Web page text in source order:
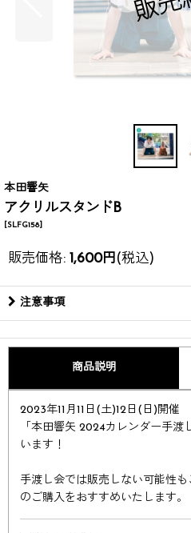
本田響矢
アクリルスタンドB
[SLFG158]
販売価格: 1,600円 (税込)
注意事項
商品説明
2023年11月11日(土)12日(日)開催
「本田響矢 2024カレンダー手渡
います！
手渡し会では販売しない可能性
のご購入をおすすめいたします。